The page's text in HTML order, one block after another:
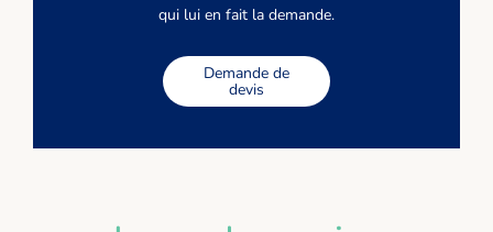
qui lui en fait la demande.
Demande de
devis